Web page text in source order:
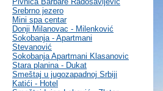
Srebrno jezero
Mini spa centar
Donji Milanovac - Milenković
Sokobanja - Apartmani
Stevanović
Sokobanja Apartmani Klasanovic
Stara planina - Dukat
Smeštaj u jugozapadnoj Srbiji
Katići - Hotel